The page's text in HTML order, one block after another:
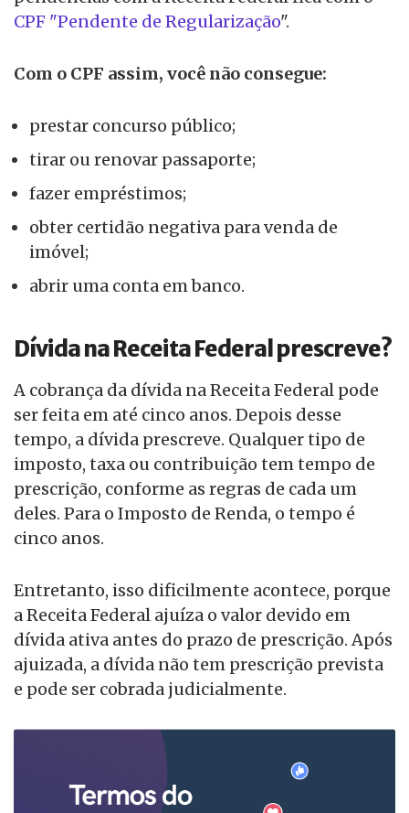
CPF "Pendente de Regularização".
Com o CPF assim, você não consegue:
prestar concurso público;
tirar ou renovar passaporte;
fazer empréstimos;
obter certidão negativa para venda de
imóvel;
abrir uma conta em banco.
Dívida na Receita Federal prescreve?
A cobrança da dívida na Receita Federal pode
ser feita em até cinco anos. Depois desse
tempo, a dívida prescreve. Qualquer tipo de
imposto, taxa ou contribuição tem tempo de
prescrição, conforme as regras de cada um
deles. Para o Imposto de Renda, o tempo é
cinco anos.
Entretanto, isso dificilmente acontece, porque
a Receita Federal ajuíza o valor devido em
dívida ativa antes do prazo de prescrição. Após
ajuizada, a dívida não tem prescrição prevista
e pode ser cobrada judicialmente.